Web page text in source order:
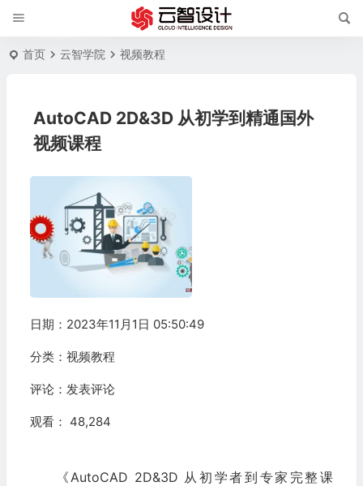
首页 云智学院 视频教程
AutoCAD 2D&3D 从初学到精通国外
视频课程
日期：2023年11月1日 05:50:49
分类： 视频教程
评论： 发表评论
观看： 48,284
《AutoCAD 2D&3D 从初学者到专家完整课